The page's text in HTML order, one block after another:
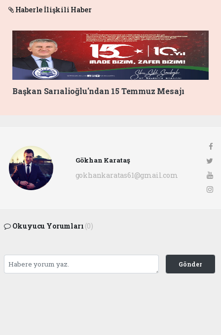
Haberle İlişkili Haber
Başkan Sarıalioğlu'ndan 15 Temmuz Mesajı
Gökhan Karataş
gokhankaratas61@gmail.com
Okuyucu Yorumları (0)
Gönder